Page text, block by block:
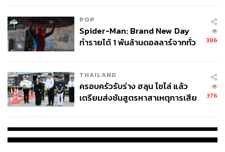
POP
Spider-Man: Brand New Day
ทำรายได้ 1 พันล้านดอลลาร์จากทั่ว
386
THAILAND
ครอบครัวรับร่าง ฮลุน โซโล่ แล้ว
เตรียมส่งชันสูตรหาสาเหตุการเสีย
376